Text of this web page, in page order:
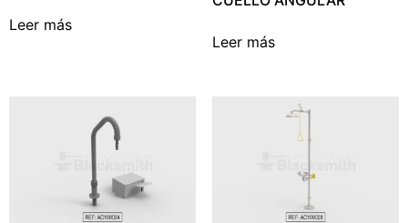
Leer más
Leer más